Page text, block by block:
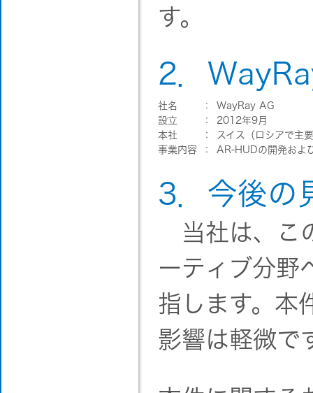
す。
2．
社名 ：
WayRay AG
設立
：
2012年9月
本社
：
スイス（ロシアで主
事業内容
： AR-HUDの開発およ
3．今後の
当社は、こ
ーティブ分野
指します。本
影響は軽微で